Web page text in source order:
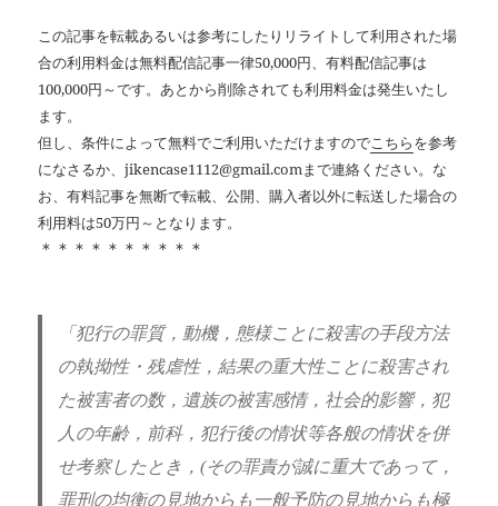
この記事を転載あるいは参考にしたりリライトして利用された場
合の利用料金は無料配信記事一律50,000円、有料配信記事は
100,000円～です。あとから削除されても利用料金は発生いたし
ます。
但し、条件によって無料でご利用いただけますのでこちらを参考
になさるか、jikencase1112@gmail.comまで連絡ください。な
お、有料記事を無断で転載、公開、購入者以外に転送した場合の
利用料は50万円～となります。
＊＊＊＊＊＊＊＊＊＊
「犯行の罪質，動機，態様ことに殺害の手段方法
の執拗性・残虐性，結果の重大性ことに殺害され
た被害者の数，遺族の被害感情，社会的影響，犯
人の年齢，前科，犯行後の情状等各般の情状を併
せ考察したとき，(その罪責が誠に重大であって，
罪刑の均衡の見地からも一般予防の見地からも極